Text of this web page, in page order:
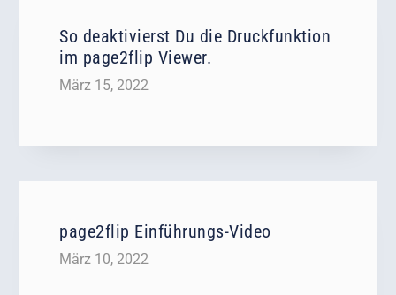
So deaktivierst Du die Druckfunktion
im page2flip Viewer.
März 15, 2022
page2flip Einführungs-Video
März 10, 2022